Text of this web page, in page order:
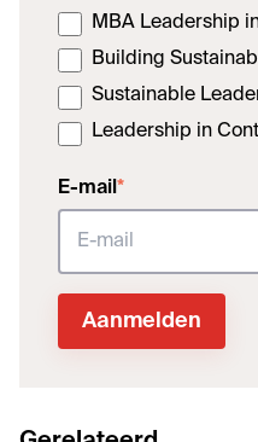
MBA Leadership
Building
Sustainable
Leadership in
E-mail *